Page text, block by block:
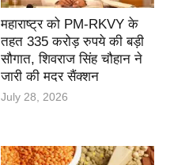
महाराष्ट्र को PM-RKVY के
तहत 335 करोड़ रुपये की बड़ी
सौगात, शिवराज सिंह चौहान ने
जारी की मदर सैंक्शन
July 28, 2026